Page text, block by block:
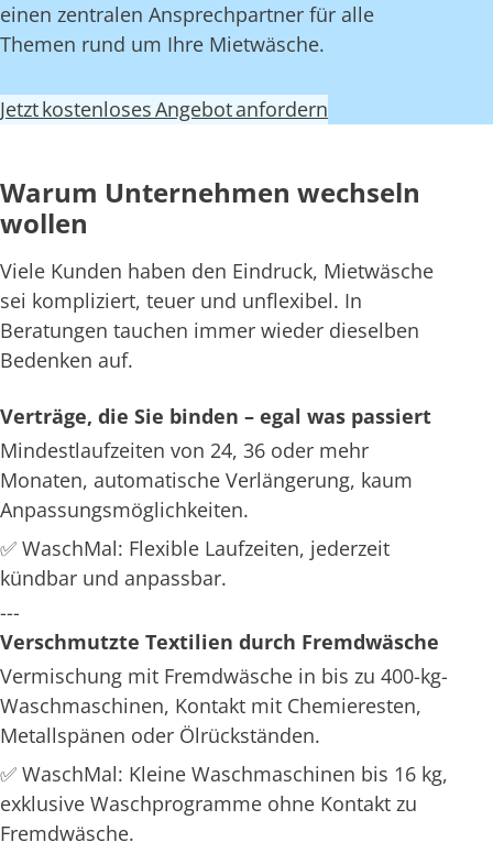
einen zentralen Ansprechpartner für alle
Themen rund um Ihre Mietwäsche.
Jetzt kostenloses Angebot anfordern
Warum Unternehmen wechseln
wollen
Viele Kunden haben den Eindruck, Mietwäsche
sei kompliziert, teuer und unflexibel. In
Beratungen tauchen immer wieder dieselben
Bedenken auf.
Verträge, die Sie binden – egal was passiert
Mindestlaufzeiten von 24, 36 oder mehr
Monaten, automatische Verlängerung, kaum
Anpassungsmöglichkeiten.
✅ WaschMal: Flexible Laufzeiten, jederzeit
kündbar und anpassbar.
---
Verschmutzte Textilien durch Fremdwäsche
Vermischung mit Fremdwäsche in bis zu 400-kg-
Waschmaschinen, Kontakt mit Chemieresten,
Metallspänen oder Ölrückständen.
✅ WaschMal: Kleine Waschmaschinen bis 16 kg,
exklusive Waschprogramme ohne Kontakt zu
Fremdwäsche.